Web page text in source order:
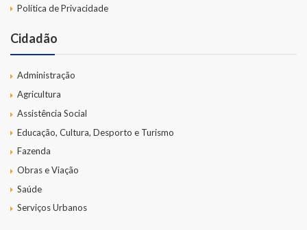
Política de Privacidade
Cidadão
Administração
Agricultura
Assistência Social
Educação, Cultura, Desporto e Turismo
Fazenda
Obras e Viação
Saúde
Serviços Urbanos